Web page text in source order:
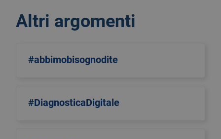
Altri argomenti
#abbimobisognodite
#DiagnosticaDigitale